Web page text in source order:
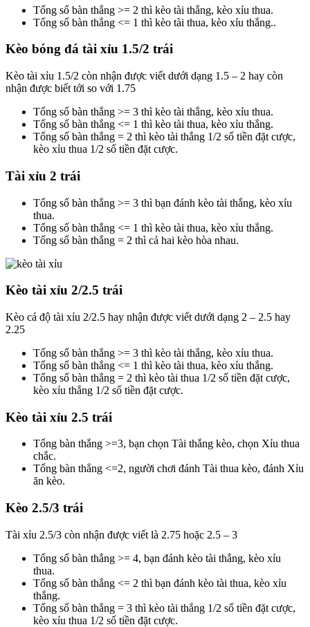
Tổng số bàn thắng >= 2 thì kèo tài thắng, kèo xỉu thua.
Tổng số bàn thắng <= 1 thì kèo tài thua, kèo xỉu thắng..
Kèo bóng đá tài xỉu 1.5/2 trái
Kèo tài xỉu 1.5/2 còn nhận được viết dưới dạng 1.5 – 2 hay còn
nhận được biết tới so với 1.75
Tổng số bàn thắng >= 3 thì kèo tài thắng, kèo xỉu thua.
Tổng số bàn thắng <= 1 thì kèo tài thua, kèo xỉu thắng.
Tổng số bàn thắng = 2 thì kèo tài thắng 1/2 số tiền đặt cược,
kèo xỉu thua 1/2 số tiền đặt cược.
Tài xỉu 2 trái
Tổng số bàn thắng >= 3 thì bạn đánh kèo tài thắng, kèo xỉu
thua.
Tổng số bàn thắng <= 1 thì kèo tài thua, kèo xỉu thắng.
Tổng số bàn thắng = 2 thì cả hai kèo hòa nhau.
Kèo tài xỉu 2/2.5 trái
Kèo cá độ tài xỉu 2/2.5 hay nhận được viết dưới dạng 2 – 2.5 hay
2.25
Tổng số bàn thắng >= 3 thì kèo tài thắng, kèo xỉu thua.
Tổng số bàn thắng <= 1 thì kèo tài thua, kèo xỉu thắng.
Tổng số bàn thắng = 2 thì kèo tài thua 1/2 số tiền đặt cược,
kèo xỉu thắng 1/2 số tiền đặt cược.
Kèo tài xỉu 2.5 trái
Tổng bàn thắng >=3, bạn chọn Tài thắng kèo, chọn Xỉu thua
chắc.
Tổng bàn thắng <=2, người chơi đánh Tài thua kèo, đánh Xỉu
ăn kèo.
Kèo 2.5/3 trái
Tài xỉu 2.5/3 còn nhận được viết là 2.75 hoặc 2.5 – 3
Tổng số bàn thắng >= 4, bạn đánh kèo tài thắng, kèo xỉu
thua.
Tổng số bàn thắng <= 2 thì bạn đánh kèo tài thua, kèo xỉu
thắng.
Tổng số bàn thắng = 3 thì kèo tài thắng 1/2 số tiền đặt cược,
kèo xỉu thua 1/2 số tiền đặt cược.